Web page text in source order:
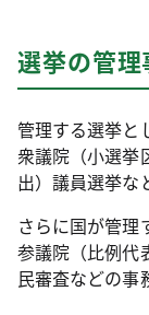
選挙の管理
管理する選挙と
衆議院（小選挙
出）議員選挙な
さらに国が管理
参議院（比例代
民審査などの事